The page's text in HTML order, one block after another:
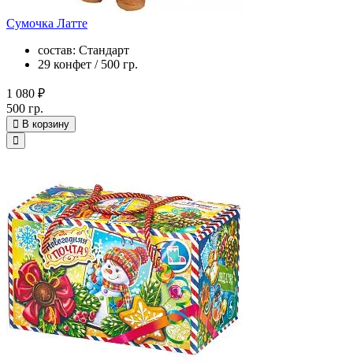
Сумочка Латте
состав: Стандарт
29 конфет / 500 гр.
1 080 ₽
500 гр.
В корзину